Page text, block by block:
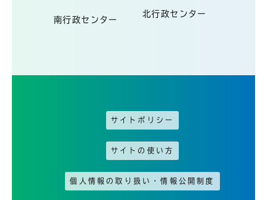
南行政センター
北行政センター
サイトポリシー
サイトの使い方
個人情報の取り扱い・情報公開制度